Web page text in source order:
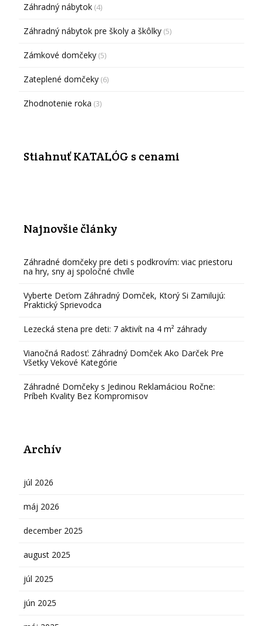
Záhradný nábytok (4)
Záhradný nábytok pre školy a škôlky (5)
Zámkové domčeky (5)
Zateplené domčeky (6)
Zhodnotenie roka (3)
Stiahnuť KATALÓG s cenami
Najnovšie články
Záhradné domčeky pre deti s podkrovím: viac priestoru
na hry, sny aj spoločné chvíle
Vyberte Deťom Záhradný Domček, Ktorý Si Zamilujú:
Praktický Sprievodca
Lezecká stena pre deti: 7 aktivít na 4 m² záhrady
Vianočná Radosť: Záhradný Domček Ako Darček Pre
Všetky Vekové Kategórie
Záhradné Domčeky s Jedinou Reklamáciou Ročne:
Príbeh Kvality Bez Kompromisov
Archív
júl 2026
máj 2026
december 2025
august 2025
júl 2025
jún 2025